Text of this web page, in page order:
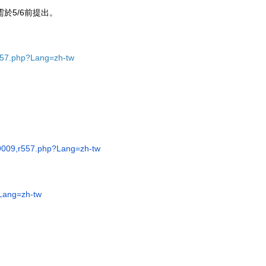
5/6前提出。
tw
zh-tw
zh-tw